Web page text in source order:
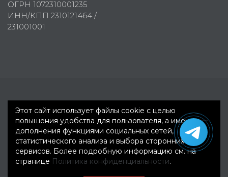
ОГРН 1072310001235
ИНН/КПП 2310121464 /
231001001
Этот сайт использует файлы cookie с целью
повышения удобства для пользователя, а именно —
дополнения функциями социальных сетей,
статистического анализа и выбора сторонних
сервисов. Более подробную информацию см. на
странице Политика конфиденциальности.